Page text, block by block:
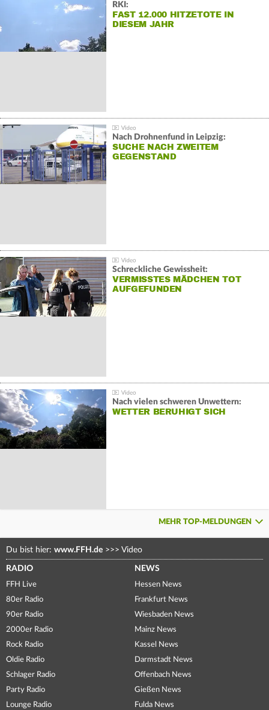
RKI:
FAST 12.000 HITZETOTE IN
DIESEM JAHR
Nach Drohnenfund in Leipzig:
SUCHE NACH ZWEITEM
GEGENSTAND
Schreckliche Gewissheit:
VERMISSTES MÄDCHEN TOT
AUFGEFUNDEN
Nach vielen schweren Unwettern:
WETTER BERUHIGT SICH
MEHR TOP-MELDUNGEN
Du bist hier: www.FFH.de >>> Video
RADIO
FFH Live
80er Radio
90er Radio
2000er Radio
Rock Radio
Oldie Radio
Schlager Radio
Party Radio
Lounge Radio
NEWS
Hessen News
Frankfurt News
Wiesbaden News
Mainz News
Kassel News
Darmstadt News
Offenbach News
Gießen News
Fulda News